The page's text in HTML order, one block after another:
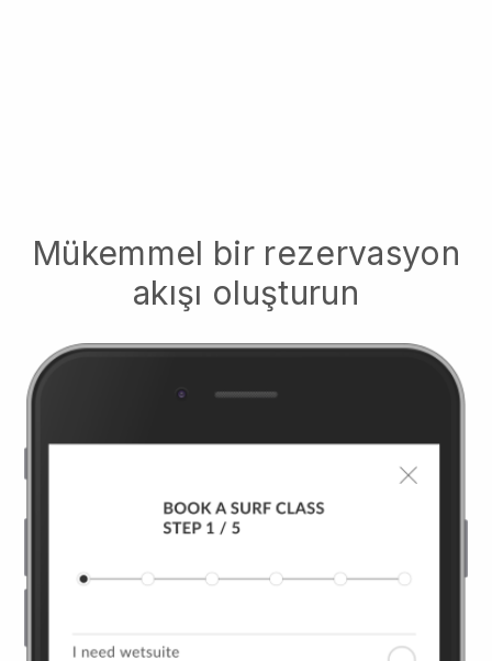
Mükemmel bir rezervasyon
akışı oluşturun